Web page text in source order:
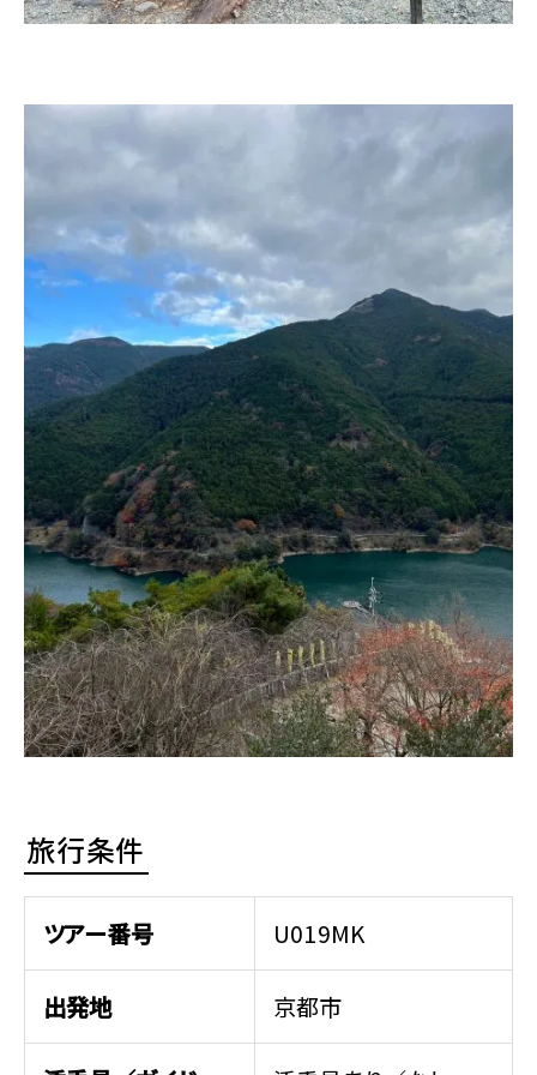
旅行条件
ツアー番号 U019MK
出発地 京都市